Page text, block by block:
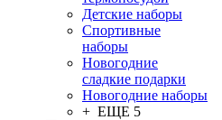
Детские наборы
Спортивные
наборы
Новогодние
сладкие подарки
Новогодние наборы
+ ЕЩЕ 5